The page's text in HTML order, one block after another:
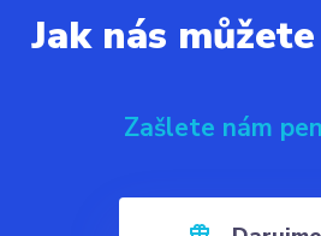
Jak nás
Zašlete nám